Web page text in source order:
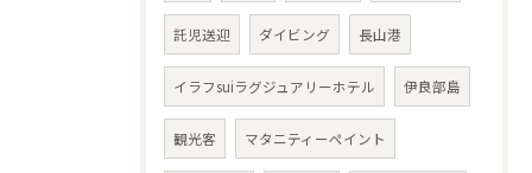
託児送迎 ダイビング 長山港
イラフsuiラグジュアリーホテル 伊良部島
観光客 マタニティーペイント